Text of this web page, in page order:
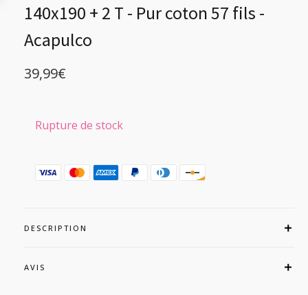
140x190 + 2 T - Pur coton 57 fils -
Acapulco
39,99€
Rupture de stock
DESCRIPTION
AVIS